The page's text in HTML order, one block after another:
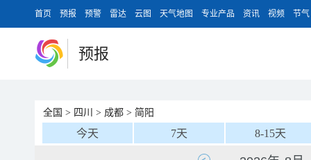
首页 预报 预警 雷达 云图 天气地图 专业产品 资讯 视频 节气
预报
全国 > 四川 > 成都 > 简阳
今天 7天 8-15天